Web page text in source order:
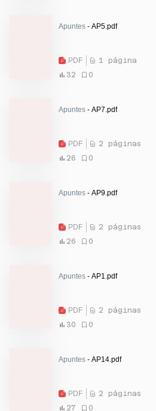
Apuntes - AP5.pdf
PDF
1 página
32
0
Apuntes - AP7.pdf
PDF
2 páginas
26
0
Apuntes - AP9.pdf
PDF
2 páginas
26
0
Apuntes - AP1.pdf
PDF
2 páginas
30
0
Apuntes - AP14.pdf
PDF
2 páginas
27
0